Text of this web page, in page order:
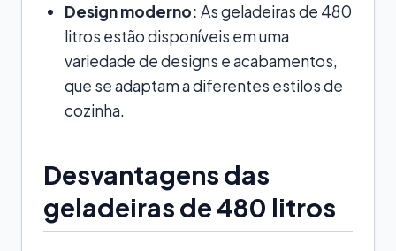
Design moderno: As geladeiras de 480
litros estão disponíveis em uma
variedade de designs e acabamentos,
que se adaptam a diferentes estilos de
cozinha.
Desvantagens das
geladeiras de 480 litros